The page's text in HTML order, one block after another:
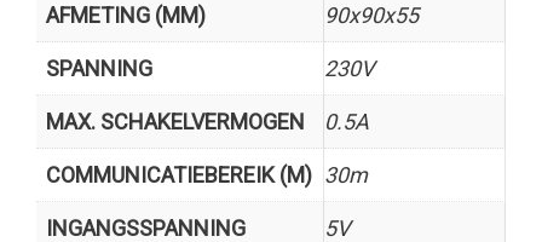
AFMETING (MM) 90x90x55
SPANNING 230V
MAX. SCHAKELVERMOGEN 0.5A
COMMUNICATIEBEREIK (M) 30m
INGANGSSPANNING 5V